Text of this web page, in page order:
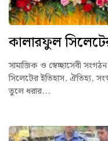
কালারফুল
সামাজিক ও স্বেচ্ছাসেবী
সিলেটের ইতিহাস, ঐতিহ্য,
তুলে ধরার...